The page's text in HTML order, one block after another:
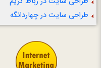
طراحی سایت در چهاردانگه